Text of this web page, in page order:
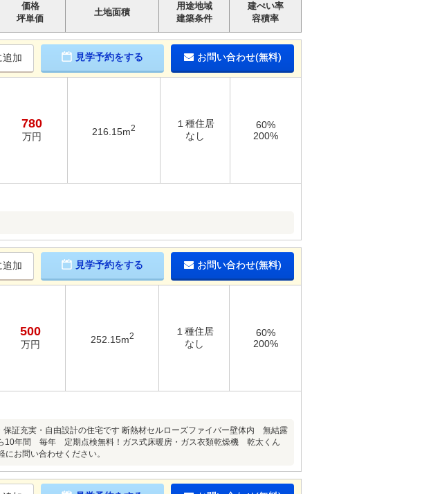
価格
坪単価
土地面積
用途地域
建築条件
建ぺい率
容積率
追加 見学予約をする お問い合わせ(無料)
780
万円 216.15m2
１種住居
なし
60%
200%
追加 見学予約をする お問い合わせ(無料)
500
万円 252.15m2
１種住居
なし
60%
200%
証充実・自由設計の住宅です 断熱材セルローズファイバー壁体内 無結露
10年間 毎年 定期点検無料！ガス式床暖房・ガス衣類乾燥機 乾太くん
お問い合わせください。